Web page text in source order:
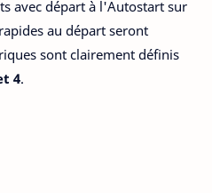
avec départ à l'Autostart sur
au départ seront
sont clairement définis
4.